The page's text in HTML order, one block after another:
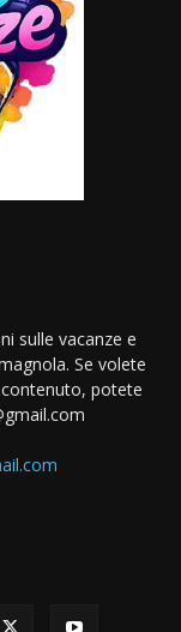
sulle vacanze e
Se volete
potete